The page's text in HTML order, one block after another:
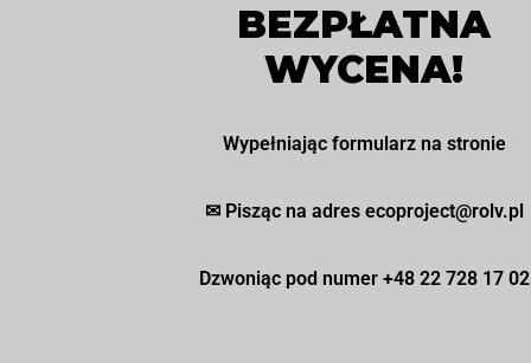
BEZPŁATNA
WYCENA!
Wypełniając formularz na stronie
✉ Pisząc na adres ecoproject@rolv.pl
Dzwoniąc pod numer +48 22 728 17 02